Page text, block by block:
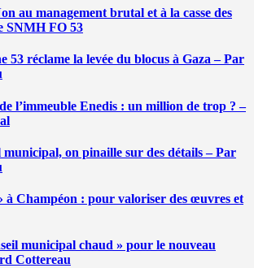
au management brutal et à la casse des
SNMH FO 53
53 réclame la levée du blocus à Gaza – Par
l’immeuble Enedis : un million de trop ? –
on pinaille sur des détails – Par
à Champéon : pour valoriser des œuvres et
municipal chaud » pour le nouveau
Cottereau